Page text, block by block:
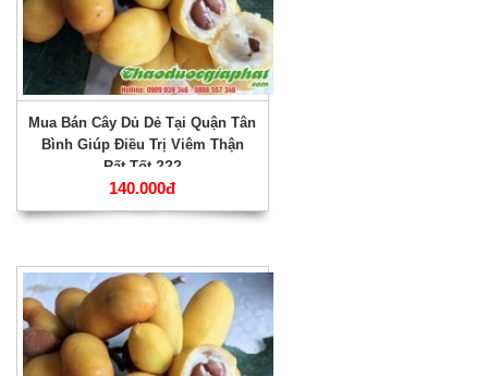
Mua Bán Cây Dủ Dẻ Tại Quận Tân
Bình Giúp Điều Trị Viêm Thận
Rất Tốt ???
140.000đ